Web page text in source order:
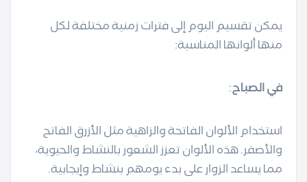
يمكن تقسيم اليوم إلى فترات زمنية مختلفة لكل
منها ألوانها المناسبة:
في الصباح:
استخدام الألوان الفاتحة والزاهية مثل الأزرق الفاتح
والأصفر. هذه الألوان تعزز الشعور بالنشاط والحيوية،
مما يساعد الزوار على بدء يومهم بنشاط وإيجابية.